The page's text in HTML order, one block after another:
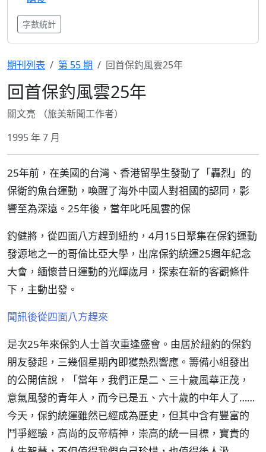
字數統計
期刊列表 第 55 期 回首保釣風雲25年
回首保釣風雲25年
關文亮 （旅美新聞工作者）
1995 年 7 月
25年前，在美國的台灣、香港留學生發動了「轟烈」的
保衛釣魚台運動，喚醒了海外中國人對祖國的認同，影
響至為深遠。25年後，當年叱吒風雲的保
釣健將，從四面八方趕到紐約，4月15日聚集在保釣運動
發源地之一的哥倫比亞大學，出席保釣統運25週年紀念
大會，緬懷昔日運動的光輝歲月，探索在新的客觀條件
下，主動出發。
聞訊後從四面八方趕來
是次25年來保釣人士首次重逢盛會。由居於紐約的保釣
朋友發起，三幾個星期內即獲熱烈響應。籌備小組發出
的公開信說，「當年，我們正是二、三十歲風華正茂，
意氣風發的青年人，而今已是五、六十歲的中年人了……
今天，保釣統運雖然已經成為歷史，但其中含有豐富的
鬥爭經驗，高尚的反帝精神，崇高的統一目標，寶貴的